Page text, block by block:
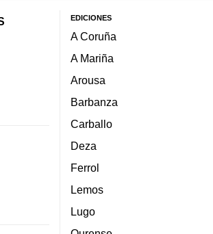
EDICIONES
A Coruña
A Mariña
Arousa
Barbanza
Carballo
Deza
Ferrol
Lemos
Lugo